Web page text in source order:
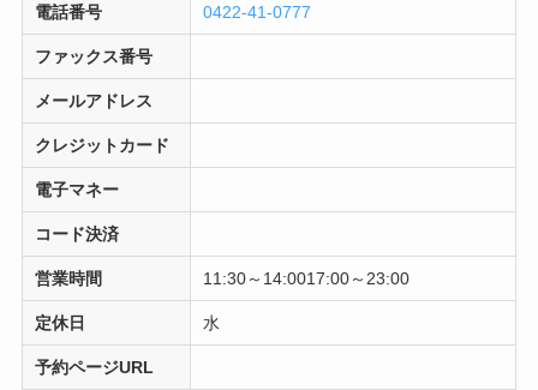
電話番号 0422-41-0777
ファックス番号
メールアドレス
クレジットカード
電子マネー
コード決済
営業時間 11:30～14:0017:00～23:00
定休日 水
予約ページURL